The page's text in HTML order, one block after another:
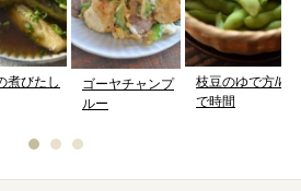
煮びたし
ゴーヤチャンプ
ルー
枝豆のゆで方/ゆ
で時間